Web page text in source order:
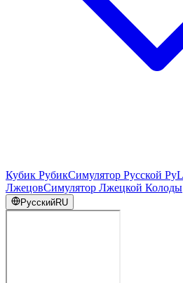
Кубик РубикСимулятор Русской
ЛжецовСимулятор Лжецкой Колоды
РусскийRU